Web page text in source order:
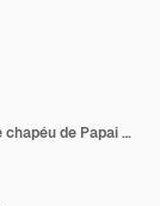
Menino caucasiano de pijama de ano novo e chapéu de Papai Noel fica com um saco de presentes de ano novo maliciosamente olha para o espaço de cópia da câmera fundo isolado vermelho